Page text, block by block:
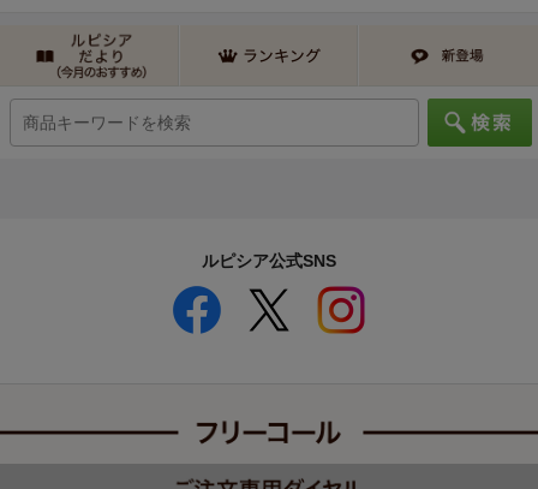
ルピシア公式SNS